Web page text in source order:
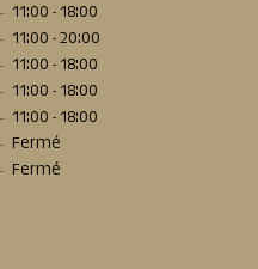
11:00 - 18:00
11:00 - 20:00
11:00 - 18:00
11:00 - 18:00
11:00 - 18:00
Fermé
Fermé